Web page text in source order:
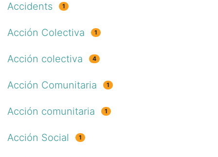
Accidents 1
Acción Colectiva 1
Acción colectiva 4
Acción Comunitaria 1
Acción comunitaria 1
Acción Social 1